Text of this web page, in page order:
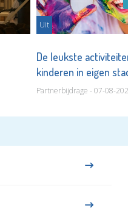
Uit
De leukste
kinderen in eigen
Partnerbijdrage - 07-08-